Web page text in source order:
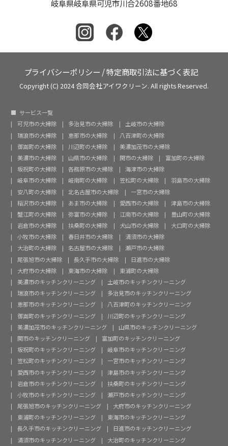
岐阜県岐阜県可児市川合2608番地68
プライバシーポリシー /特定商取引法に基づく表記
Copyright (C) 2024 合同会社アイワクリーン. All rights Reserved.
サービス一覧
可児市の大掃除
多治見市の大掃除
土岐市の大掃除
瑞浪市の大掃除
恵那市の大掃除
八百津町の大掃除
御嵩町の大掃除
川辺町の大掃除
美濃加茂市の大掃除
美濃市の大掃除
山県市の大掃除 関市の大掃除
富加町の大掃除
坂祝町の大掃除
各務原市の大掃除
海津市の大掃除
岐阜市の大掃除
岐南町の大掃除 笠松町の大掃除
羽島市の大掃除
安八町の大掃除
北名古屋市の大掃除
一宮市の大掃除
稲沢市の大掃除
あま市の大掃除 愛西市の大掃除
津島市の大掃除
蟹江町の大掃除
弥富市の大掃除 江南市の大掃除
豊山町の大掃除
岩倉市の大掃除
扶桑町の大掃除 犬山市の大掃除
大口町の大掃除
小牧市の大掃除
春日井市の大掃除
清須市の大掃除
大治町の大掃除
名古屋市の大掃除
瀬戸市の大掃除
尾張旭市の大掃除
長久手市の大掃除
日進市の大掃除
大府市の大掃除
東海市の大掃除
東浦町の大掃除
美濃市のキッチンクリーニング
土岐市のキッチンクリーニング
瑞浪市のキッチンクリーニング
多治見市のキッチンクリーニング
恵那市のキッチンクリーニング
八百津町のキッチンクリーニング
御嵩町のキッチンクリーニング
川辺町のキッチンクリーニング
美濃加茂市のキッチンクリーニング
山県市のキッチンクリーニング
関市のキッチンクリーニング
富加町のキッチンクリーニング
坂祝町のキッチンクリーニング
岐阜市のキッチンクリーニング
笠松町のキッチンクリーニング
一宮市のキッチンクリーニング
愛西市のキッチンクリーニング
津島市のキッチンクリーニング
岩倉市のキッチンクリーニング
扶桑町のキッチンクリーニング
小牧市のキッチンクリーニング
瀬戸市のキッチンクリーニング
尾張旭市のキッチンクリーニング
大府市のキッチンクリーニング
東浦町のキッチンクリーニング
東海市のキッチンクリーニング
長久手市のキッチンクリーニング
日進市のキッチンクリーニング
清須市のキッチンクリーニング
大治町のキッチンクリーニング